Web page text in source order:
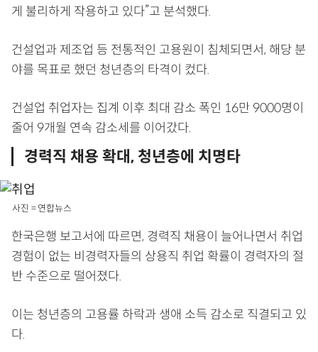
게 불리하게 작용하고 있다”고 분석했다.
건설업과 제조업 등 전통적인 고용원이 침체되면서, 해당 분
야를 목표로 했던 청년층의 타격이 컸다.
건설업 취업자는 집계 이후 최대 감소 폭인 16만 9000명이
줄어 9개월 연속 감소세를 이어갔다.
경력직 채용 확대, 청년층에 치명타
사진 = 연합뉴스
한국은행 보고서에 따르면, 경력직 채용이 늘어나면서 취업
경험이 없는 비경력자들의 상용직 취업 확률이 경력자의 절
반 수준으로 떨어졌다.
이는 청년층의 고용률 하락과 생애 소득 감소로 직결되고 있
다.